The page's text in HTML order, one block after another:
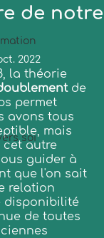
soi
de notre
2022
la théorie
de
permet
avons tous
mais
cet autre
guider à
que l'on sait
relation
disponibilité
de toutes